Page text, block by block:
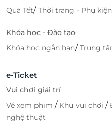
Quà Tết/Thời trang - Phụ kiện
Khóa học - Đào tạo
Khóa học ngắn hạn/Trung
e-Ticket
Vui chơi giải trí
Vé xem phim / Khu vui chơi /
nghệ thuật